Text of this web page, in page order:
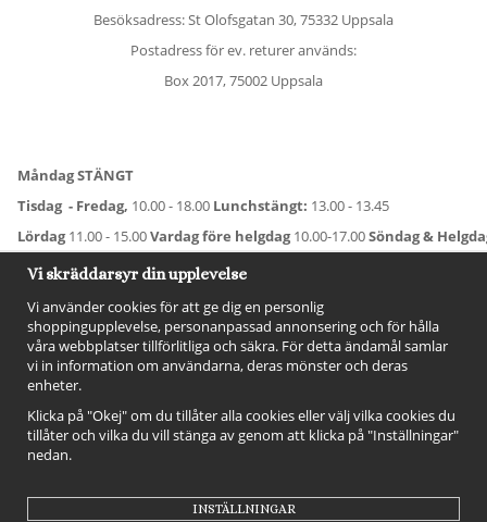
Besöksadress: St Olofsgatan 30, 75332 Uppsala
Postadress för ev. returer används:
Box 2017, 75002 Uppsala
Måndag STÄNGT
Tisdag - Fredag, 10.00 - 18.00 Lunchstängt: 13.00 - 13.45
Lördag11.00 - 15.00Vardag före helgdag10.00-17.00Söndag &
För avvikande öppettider:Titta här
Vi skräddarsyr din upplevelse
Vi använder cookies för att ge dig en personlig
shoppingupplevelse, personanpassad annonsering och för hålla
våra webbplatser tillförlitliga och säkra. För detta ändamål samlar
vi in information om användarna, deras mönster och deras
enheter.
Klicka på "Okej" om du tillåter alla cookies eller välj vilka cookies du
tillåter och vilka du vill stänga av genom att klicka på "Inställningar"
nedan.
INSTÄLLNINGAR